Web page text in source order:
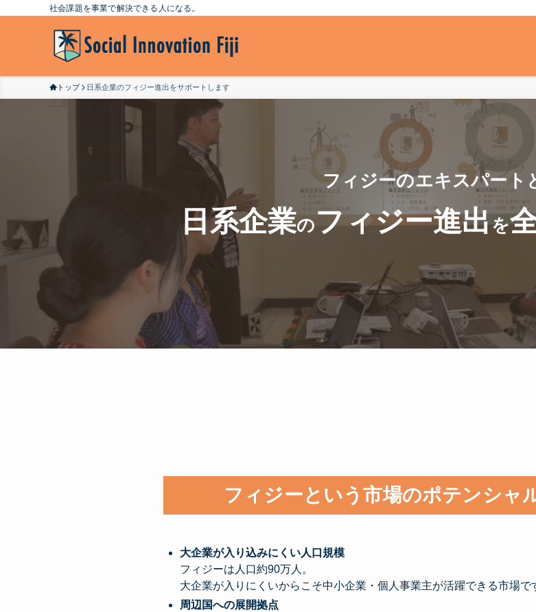
社会課題を事業で解決できる人になる。
トップ 日系企業のフィジー進出をサポートします
フィジーのエキスパート
日系企業のフィジー進出を
フィジーという市場のポテンシャ
大企業が入り込みにくい人口規模
フィジーは人口約90万人。
大企業が入りにくいからこそ中小企業・個人事業主が活躍できる市場で
周辺国への展開拠点